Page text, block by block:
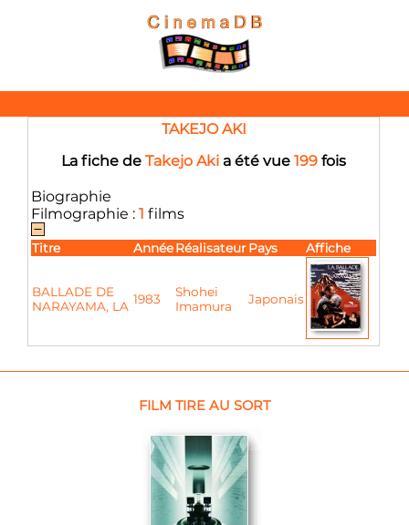
TAKEJO AKI
La fiche de Takejo Aki a été vue 199 fois
Biographie
Filmographie : 1 films
Titre AnnéeRéalisateur Pays Affiche
BALLADE DE
NARAYAMA, LA 1983
Shohei
Imamura
Japonais
FILM TIRE AU SORT